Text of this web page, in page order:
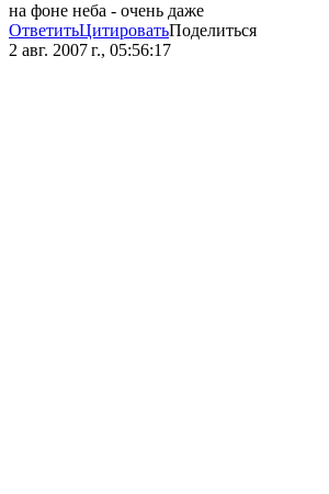
на фоне неба - очень даже
ОтветитьЦитироватьПоделиться
2 авг. 2007 г., 05:56:17